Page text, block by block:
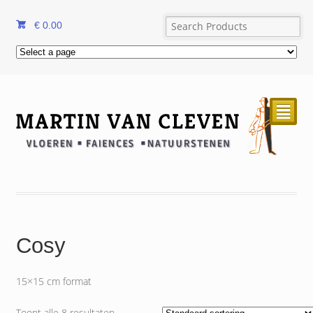
€ 0.00
²
Cosy
15×15 cm format